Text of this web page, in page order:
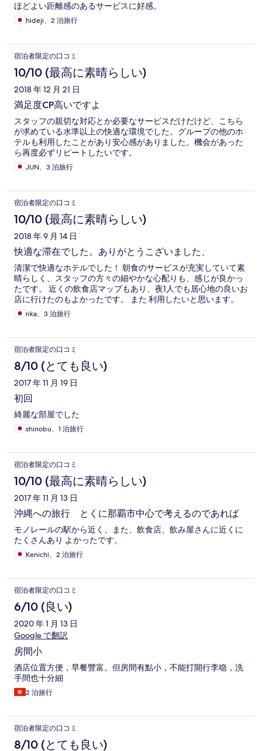
ほどよい距離感のあるサービスに好感。
hideji、2 泊旅行
宿泊者限定の口コミ
10/10 (最高に素晴らしい)
2018 年 12 月 21 日
満足度CP高いですよ
スタッフの親切な対応とか必要なサービスだけだけど、こちら
が求めている水準以上の快適な環境でした。グループの他のホ
テルも利用したことがあり安心感がありました。機会があった
ら再度必ずリピートしたいです。
JUN、3 泊旅行
宿泊者限定の口コミ
10/10 (最高に素晴らしい)
2018 年 9 月 14 日
快適な滞在でした。ありがとうこざいました、
清潔で快適なホテルでした！ 朝食のサービスが充実していて素
晴らしく、スタッフの方々の細やかな心配りも、感じが良かっ
たです。 近くの飲食店マップもあり、夜1人でも居心地の良いお
店に行けたのもよかったです。 また 利用したいと思います。
rika、3 泊旅行
宿泊者限定の口コミ
8/10 (とても良い)
2017 年 11 月 19 日
初回
綺麗な部屋でした
shinobu、1 泊旅行
宿泊者限定の口コミ
10/10 (最高に素晴らしい)
2017 年 11 月 13 日
沖縄への旅行 とくに那覇市中心で考えるのであれば
モノレールの駅から近く、また、飲食店、飲み屋さんに近くに
たくさんあり よかったです。
Kenichi、2 泊旅行
宿泊者限定の口コミ
6/10 (良い)
2020 年 1 月 13 日
Google で翻訳
房間小
酒店位置方便，早餐豐富。但房間有點小，不能打開行李喼，洗
手間也十分細
2 泊旅行
宿泊者限定の口コミ
8/10 (とても良い)